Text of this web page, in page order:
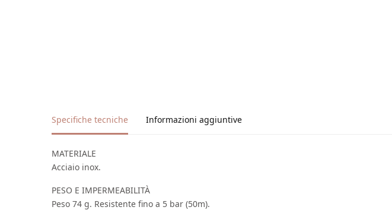
Specifiche tecniche Informazioni aggiuntive
MATERIALE
Acciaio inox.
PESO E IMPERMEABILITÀ
Peso 74 g. Resistente fino a 5 bar (50m).